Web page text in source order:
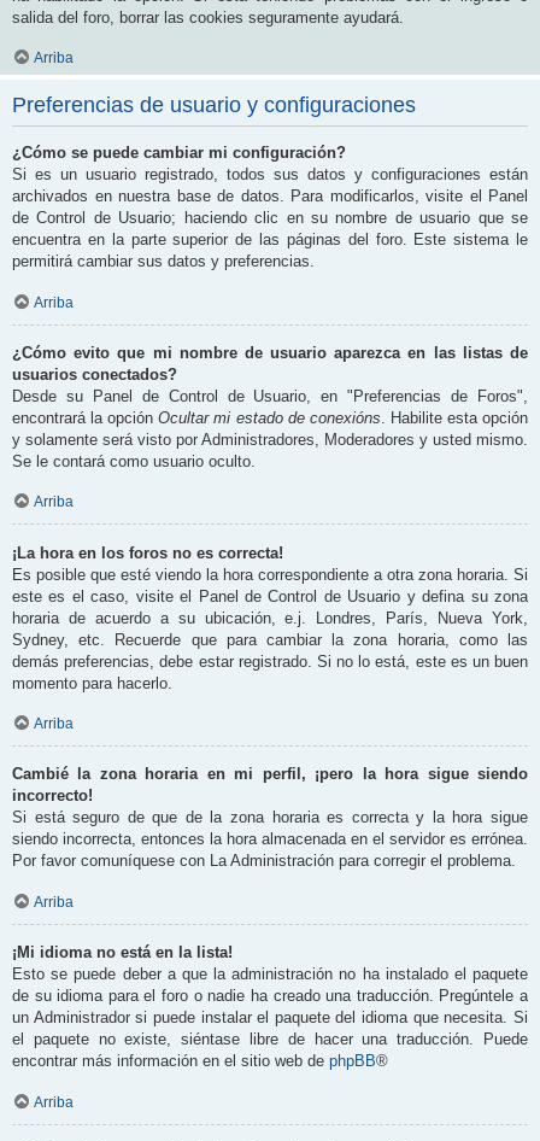
salida del foro, borrar las cookies seguramente ayudará.
Arriba
Preferencias de usuario y configuraciones
¿Cómo se puede cambiar mi configuración?
Si es un usuario registrado, todos sus datos y configuraciones están
archivados en nuestra base de datos. Para modificarlos, visite el Panel
de Control de Usuario; haciendo clic en su nombre de usuario que se
encuentra en la parte superior de las páginas del foro. Este sistema le
permitirá cambiar sus datos y preferencias.
Arriba
¿Cómo evito que mi nombre de usuario aparezca en las listas de
usuarios conectados?
Desde su Panel de Control de Usuario, en "Preferencias de Foros",
encontrará la opciónOcultar mi estado de conexións . Habilite esta opción
y solamente será visto por Administradores, Moderadores y usted mismo.
Se le contará como usuario oculto.
Arriba
¡La hora en los foros no es correcta!
Es posible que esté viendo la hora correspondiente a otra zona horaria. Si
este es el caso, visite el Panel de Control de Usuario y defina su zona
horaria de acuerdo a su ubicación, e.j. Londres, París, Nueva York,
Sydney, etc. Recuerde que para cambiar la zona horaria, como las
demás preferencias, debe estar registrado. Si no lo está, este es un buen
momento para hacerlo.
Arriba
Cambié la zona horaria en mi perfil, ¡pero la hora sigue siendo
incorrecto!
Si está seguro de que de la zona horaria es correcta y la hora sigue
siendo incorrecta, entonces la hora almacenada en el servidor es errónea.
Por favor comuníquese con La Administración para corregir el problema.
Arriba
¡Mi idioma no está en la lista!
Esto se puede deber a que la administración no ha instalado el paquete
de su idioma para el foro o nadie ha creado una traducción. Pregúntele a
un Administrador si puede instalar el paquete del idioma que necesita. Si
el paquete no existe, siéntase libre de hacer una traducción. Puede
encontrar más información en el sitio web de phpBB®
Arriba